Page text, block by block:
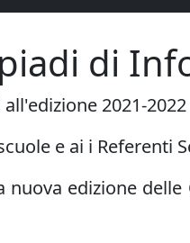
di
all'edizione 2021-
e ai i Referenti
nuova edizione